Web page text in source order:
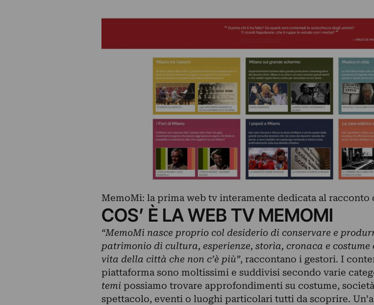
MemoMi: la prima web tv interamente dedicata al racconto
COS’ È LA WEB TV MEMOMI
“MemoMi nasce proprio col desiderio di conservare e
patrimonio di cultura, esperienze, storia, cronaca e costume
vita della città che non c’è più”, raccontano i gestori. I
piattaforma sono moltissimi e suddivisi secondo varie
temi possiamo trovare approfondimenti su costume,
spettacolo, eventi o luoghi particolari tutti da scoprire.